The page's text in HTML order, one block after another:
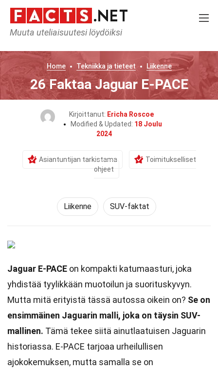
Muuta uteliaisuutesi löydöiksi
Home Tekniikka ja tieteet Liikenne
26 Faktaa Jaguar E-PACE
Kirjoittanut: Ericha Roscoe
Modified & Updated: 18 Joulu
2024
Asiantuntijan tarkistama
Toimitukselliset
ohjeet
Liikenne SUV-faktat
Jaguar E-PACE on kompakti katumaasturi, joka
yhdistää tyylikkään muotoilun ja suorituskyvyn.
Mutta mitä erityistä tässä autossa oikein on? Se on
ensimmäinen Jaguarin malli, joka on täysin SUV-
mallinen. Tämä tekee siitä ainutlaatuisen Jaguarin
historiassa. E-PACE tarjoaa urheilullisen
ajokokemuksen, mutta samalla se on